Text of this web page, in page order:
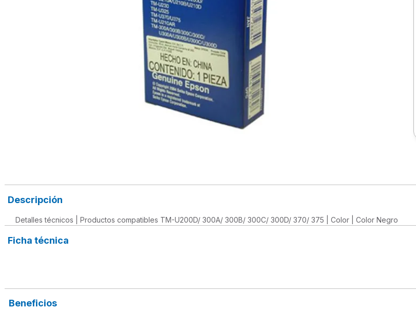
Descripción
Detalles técnicos | Productos compatibles TM-U200D/ 300A/ 300B/ 300C/ 300D/ 370/ 375 | Color | Color Negro
Ficha técnica
Beneficios
lapiz